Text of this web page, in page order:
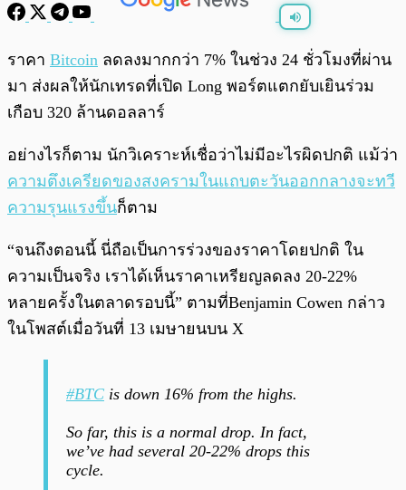
0:00/ 0:00
ราคา Bitcoin ลดลงมากกว่า 7% ในช่วง 24 ชั่วโมงที่ผ่าน
มา ส่งผลให้นักเทรดที่เปิด Long พอร์ตแตกยับเยินร่วม
เกือบ 320 ล้านดอลลาร์
อย่างไรก็ตาม นักวิเคราะห์เชื่อว่าไม่มีอะไรผิดปกติ แม้ว่า
ความตึงเครียดของสงครามในแถบตะวันออกกลางจะทวี
ความรุนแรงขึ้นก็ตาม
“จนถึงตอนนี้ นี่ถือเป็นการร่วงของราคาโดยปกติ ใน
ความเป็นจริง เราได้เห็นราคาเหรียญลดลง 20-22%
หลายครั้งในตลาดรอบนี้” ตามที่Benjamin Cowen กล่าว
ในโพสต์เมื่อวันที่ 13 เมษายนบน X
#BTC is down 16% from the highs.
So far, this is a normal drop. In fact,
we’ve had several 20-22% drops this
cycle.